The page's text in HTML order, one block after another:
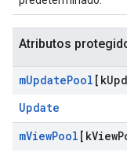
Atributos
mUpdatePool [k
Update
mViewPool [kView